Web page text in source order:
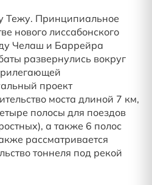
Тежу. Принципиальное
нового лиссабонского
Челаш и Баррейра
развернулись вокруг
проект
моста длиной 7 км,
полосы для поездов
а также 6 полос
рассматривается
тоннеля под рекой